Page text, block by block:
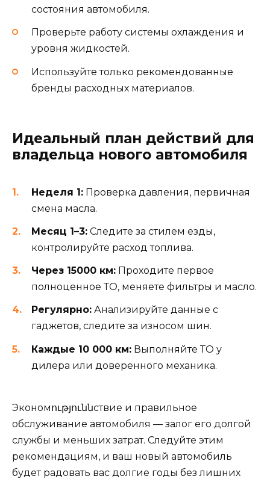
состояния автомобиля.
Проверьте работу системы охлаждения и
уровня жидкостей.
Используйте только рекомендованные
бренды расходных материалов.
Идеальный план действий для
владельца нового автомобиля
Неделя 1: Проверка давления, первичная
смена масла.
Месяц 1–3: Следите за стилем езды,
контролируйте расход топлива.
Через 15000 км: Проходите первое
полноценное ТО, меняете фильтры и масло.
Регулярно: Анализируйте данные с
гаджетов, следите за износом шин.
Каждые 10 000 км: Выполняйте ТО у
дилера или доверенного механика.
Экономություննствие и правильное
обслуживание автомобиля — залог его долгой
службы и меньших затрат. Следуйте этим
рекомендациям, и ваш новый автомобиль
будет радовать вас долгие годы без лишних